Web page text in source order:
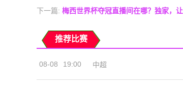
下一篇: 梅西世界杯夺冠直播间在哪？独家，
推荐比赛
08-08 19:00 中超